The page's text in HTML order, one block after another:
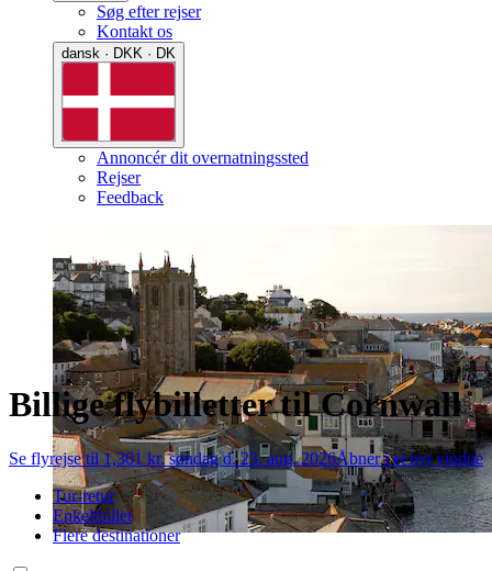
Søg efter rejser
Kontakt os
dansk · DKK · DK
Annoncér dit overnatningssted
Rejser
Feedback
Billige flybilletter til Cornwall
Se flyrejse til 1,361 kr. søndag d. 23. aug. 2026Åbner i et nyt vindue
Tur-retur
Enkeltbillet
Flere destinationer